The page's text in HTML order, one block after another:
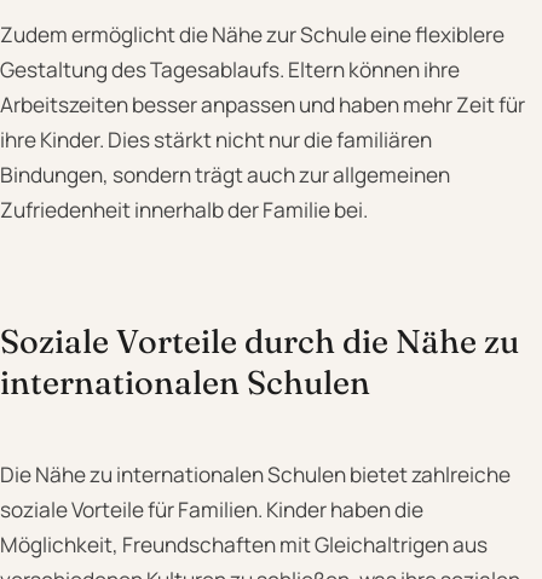
Zudem ermöglicht die Nähe zur Schule eine flexiblere
Gestaltung des Tagesablaufs. Eltern können ihre
Arbeitszeiten besser anpassen und haben mehr Zeit für
ihre Kinder. Dies stärkt nicht nur die familiären
Bindungen, sondern trägt auch zur allgemeinen
Zufriedenheit innerhalb der Familie bei.
Soziale Vorteile durch die Nähe zu
internationalen Schulen
Die Nähe zu internationalen Schulen bietet zahlreiche
soziale Vorteile für Familien. Kinder haben die
Möglichkeit, Freundschaften mit Gleichaltrigen aus